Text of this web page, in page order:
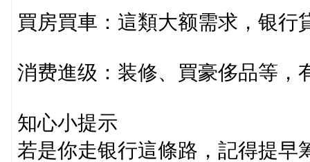
買房買車：這類大额需求，银行
消费進级：装修、買豪侈品等，
知心小提示
若是你走银行這條路，記得提早